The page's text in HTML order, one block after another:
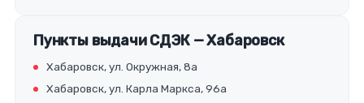
Пункты выдачи СДЭК — Хабаровск
Хабаровск, ул. Окружная, 8а
Хабаровск, ул. Карла Маркса, 96а